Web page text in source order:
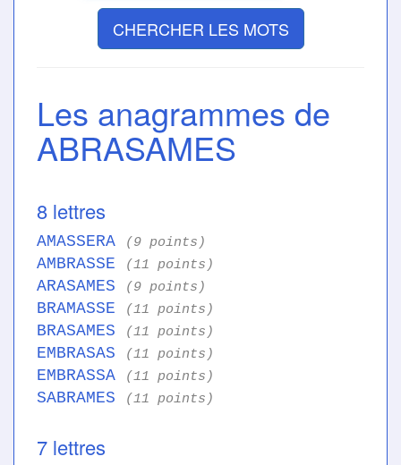
CHERCHER LES MOTS
Les anagrammes de
ABRASAMES
8 lettres
AMASSERA (9 points)
AMBRASSE (11 points)
ARASAMES (9 points)
BRAMASSE (11 points)
BRASAMES (11 points)
EMBRASAS (11 points)
EMBRASSA (11 points)
SABRAMES (11 points)
7 lettres